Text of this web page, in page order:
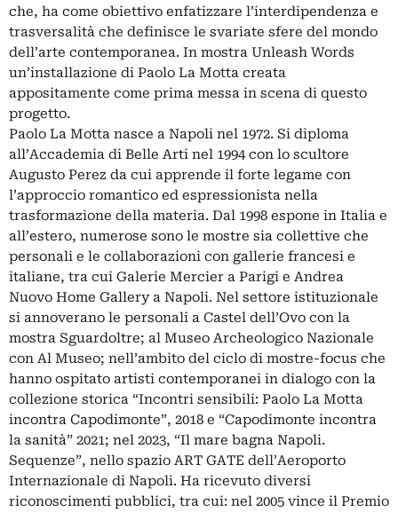
che, ha come obiettivo enfatizzare l’interdipendenza e
trasversalità che definisce le svariate sfere del mondo
dell’arte contemporanea. In mostra Unleash Words
un’installazione di Paolo La Motta creata
appositamente come prima messa in scena di questo
progetto.
Paolo La Motta nasce a Napoli nel 1972. Si diploma
all’Accademia di Belle Arti nel 1994 con lo scultore
Augusto Perez da cui apprende il forte legame con
l’approccio romantico ed espressionista nella
trasformazione della materia. Dal 1998 espone in Italia e
all’estero, numerose sono le mostre sia collettive che
personali e le collaborazioni con gallerie francesi e
italiane, tra cui Galerie Mercier a Parigi e Andrea
Nuovo Home Gallery a Napoli. Nel settore istituzionale
si annoverano le personali a Castel dell’Ovo con la
mostra Sguardoltre; al Museo Archeologico Nazionale
con Al Museo; nell’ambito del ciclo di mostre-focus che
hanno ospitato artisti contemporanei in dialogo con la
collezione storica “Incontri sensibili: Paolo La Motta
incontra Capodimonte”, 2018 e “Capodimonte incontra
la sanità” 2021; nel 2023, “Il mare bagna Napoli.
Sequenze”, nello spazio ART GATE dell’Aeroporto
Internazionale di Napoli. Ha ricevuto diversi
riconoscimenti pubblici, tra cui: nel 2005 vince il Premio